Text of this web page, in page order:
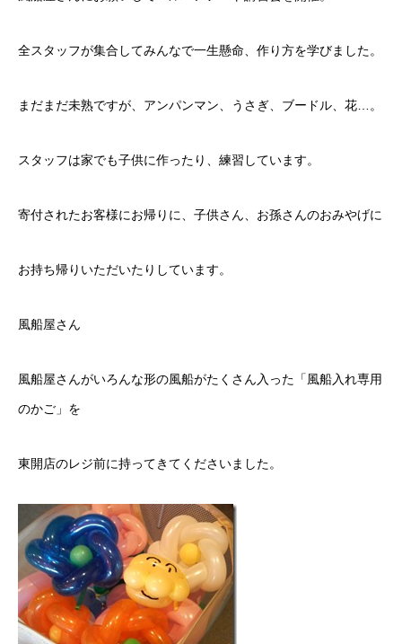
全スタッフが集合してみんなで一生懸命、作り方を学びました。
まだまだ未熟ですが、アンパンマン、うさぎ、ブードル、花…。
スタッフは家でも子供に作ったり、練習しています。
寄付されたお客様にお帰りに、子供さん、お孫さんのおみやげに
お持ち帰りいただいたりしています。
風船屋さん
風船屋さんがいろんな形の風船がたくさん入った「風船入れ専用
のかご」を
東開店のレジ前に持ってきてくださいました。